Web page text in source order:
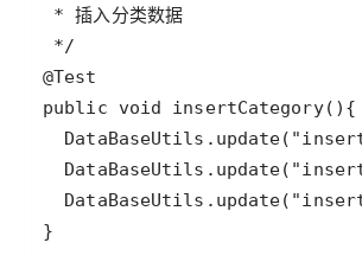
* 插入分类数据
}